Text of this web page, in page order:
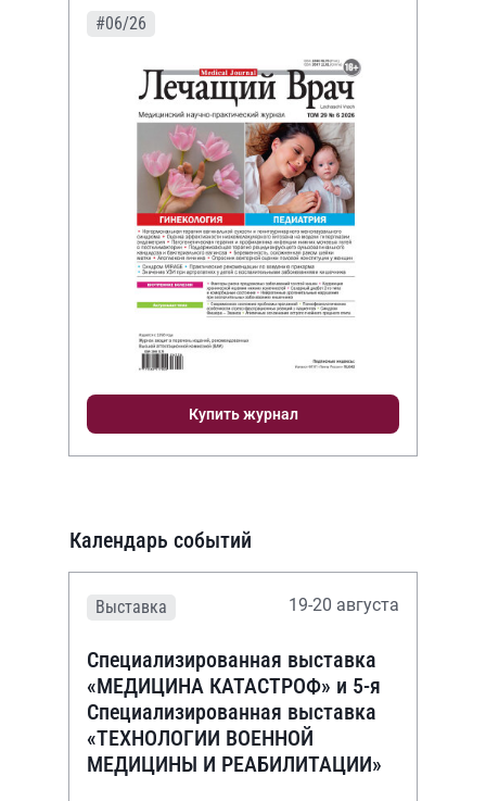
#06/26
Купить журнал
Календарь событий
Выставка 19-20 августа
Специализированная выставка
«МЕДИЦИНА КАТАСТРОФ» и 5-я
Специализированная выставка
«ТЕХНОЛОГИИ ВОЕННОЙ
МЕДИЦИНЫ И РЕАБИЛИТАЦИИ»